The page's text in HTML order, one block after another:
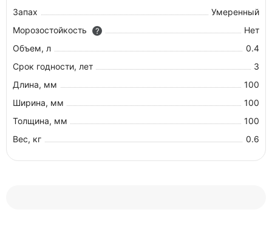
Запах
Умеренный
Морозостойкость
?
Нет
Объем, л
0.4
Срок годности, лет
3
Длина, мм
100
Ширина, мм
100
Толщина, мм
100
Вес, кг
0.6